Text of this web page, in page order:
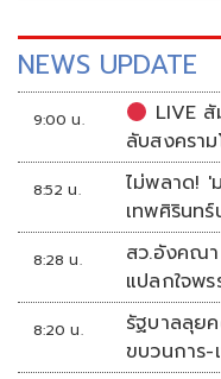
NEWS UPDATE
9:00 น.
LIVE
ลับสงคราม
ใหม่ในตะ
คิด กับ..ส
8:52 น.
ไม่พลาด! '
เทพศิรินท
8:28 น.
สว.อังคณ
แปลกใจพ
เงียบ
8:20 น.
รัฐบาลลุย
ขบวนการ-